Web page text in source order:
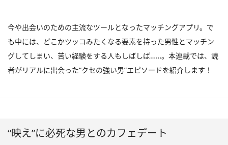
今や出会いのための主流なツールとなったマッチングアプリ。で
も中には、どこかツッコみたくなる要素を持った男性とマッチン
グしてしまい、苦い経験をする人もしばしば……。本連載では、読
者がリアルに出会った“クセの強い男”エピソードを紹介します！
“映え”に必死な男とのカフェデート